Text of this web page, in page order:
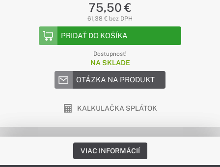
75,50 €
61,38 € bez DPH
PRIDAŤ DO KOŠÍKA
Dostupnosť:
NA SKLADE
OTÁZKA NA PRODUKT
KALKULAČKA SPLÁTOK
VIAC INFORMÁCIÍ